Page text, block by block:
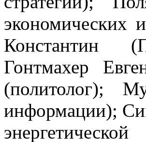
экономических
Константин
Гонтмахер
(политолог);
информации);